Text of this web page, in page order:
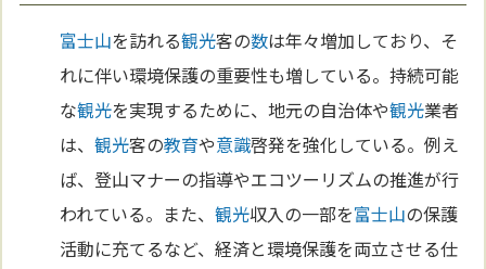
富士山を訪れる観光客の数は年々増加しており、そ
れに伴い環境保護の重要性も増している。持続可能
な観光を実現するために、地元の自治体や観光業者
は、観光客の教育や意識啓発を強化している。例え
ば、登山マナーの指導やエコツーリズムの推進が行
われている。また、観光収入の一部を富士山の保護
活動に充てるなど、経済と環境保護を両立させる仕